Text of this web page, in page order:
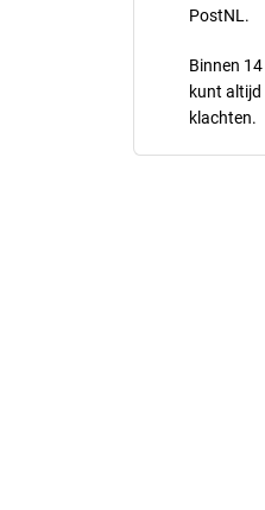
PostNL.
Binnen
kunt altijd
klachten.